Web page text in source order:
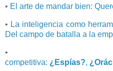
• El arte de mandar bien:
• La inteligencia como
Del campo de batalla a la
competitiva: ¿Espías?,